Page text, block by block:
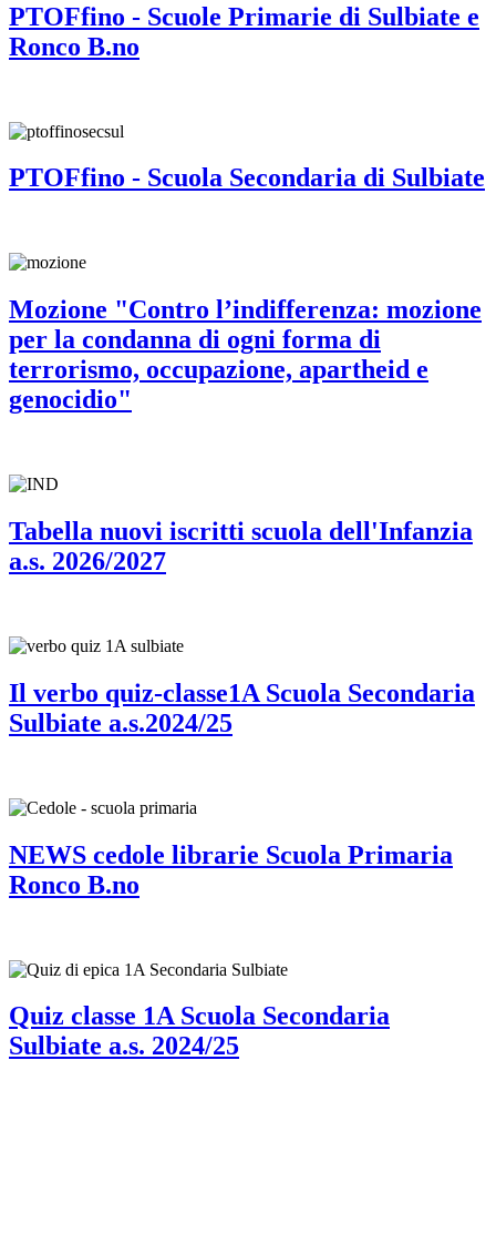
PTOFfino - Scuole Primarie di Sulbiate e
Ronco B.no
PTOFfino - Scuola Secondaria di Sulbiate
Mozione "Contro l’indifferenza: mozione
per la condanna di ogni forma di
terrorismo, occupazione, apartheid e
genocidio"
Tabella nuovi iscritti scuola dell'Infanzia
a.s. 2026/2027
Il verbo quiz-classe1A Scuola Secondaria
Sulbiate a.s.2024/25
NEWS cedole librarie Scuola Primaria
Ronco B.no
Quiz classe 1A Scuola Secondaria
Sulbiate a.s. 2024/25